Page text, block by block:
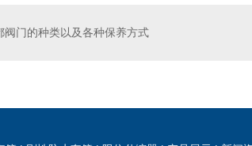
阀门的种类以及各种保养方式